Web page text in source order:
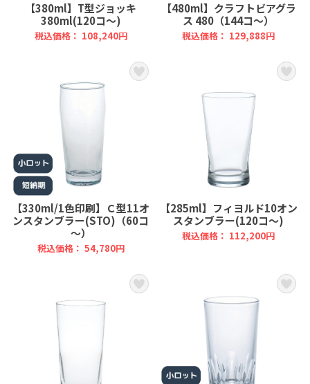
【380ml】T型ジョッキ
380ml(120コ～)
税込価格： 108,240円
【480ml】クラフトビアグラ
ス 480（144コ～）
税込価格： 129,888円
【330ml/1色印刷】Ｃ型11オ
ンスタンブラー(STO)（60コ
～）
税込価格： 54,780円
【285ml】フィヨルド10オン
スタンブラー(120コ～)
税込価格： 112,200円